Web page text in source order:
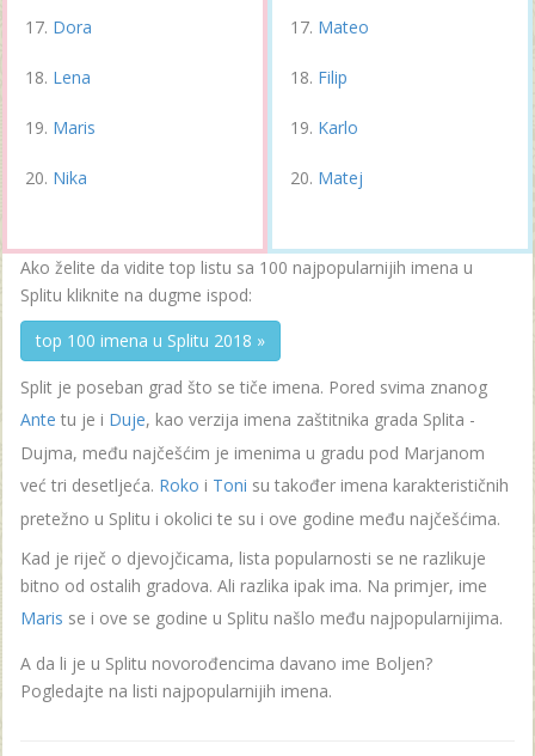
Dora
Lena
Maris
Nika
Mateo
Filip
Karlo
Matej
Ako želite da vidite top listu sa 100 najpopularnijih imena u
Splitu kliknite na dugme ispod:
top 100 imena u Splitu 2018 »
Split je poseban grad što se tiče imena. Pored svima znanog
Ante tu je i Duje, kao verzija imena zaštitnika grada Splita -
Dujma, među najčešćim je imenima u gradu pod Marjanom
već tri desetljeća. Roko i Toni su također imena karakterističnih
pretežno u Splitu i okolici te su i ove godine među najčešćima.
Kad je riječ o djevojčicama, lista popularnosti se ne razlikuje
bitno od ostalih gradova. Ali razlika ipak ima. Na primjer, ime
Maris se i ove se godine u Splitu našlo među najpopularnijima.
A da li je u Splitu novorođencima davano ime Boljen?
Pogledajte na listi najpopularnijih imena.